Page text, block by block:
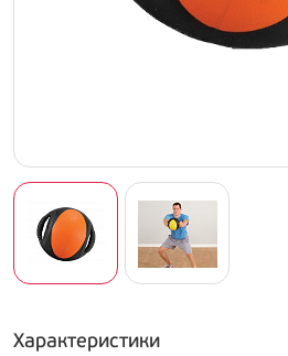
Характеристики